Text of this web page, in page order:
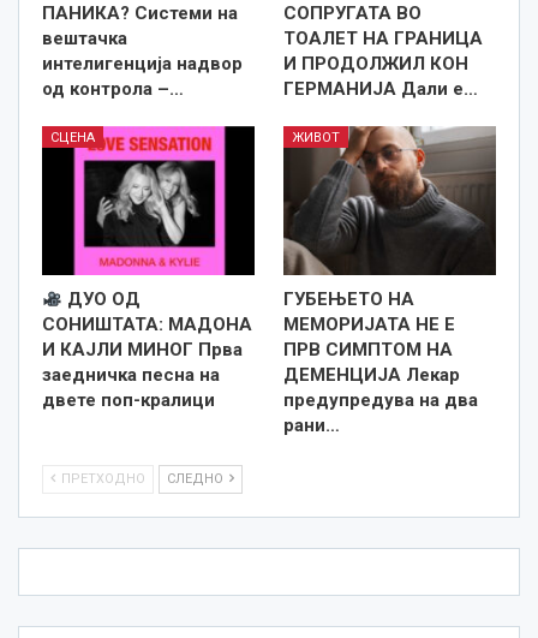
ПАНИКА? Системи на
вештачка
интелигенција надвор
од контрола –…
СОПРУГАТА ВО
ТОАЛЕТ НА ГРАНИЦА
И ПРОДОЛЖИЛ КОН
ГЕРМАНИЈА Дали е…
СЦЕНА
ДУО ОД
СОНИШТАТА: МАДОНА
И КАЈЛИ МИНОГ Прва
заедничка песна на
двете поп-кралици
ЖИВОТ
ГУБЕЊЕТО НА
МЕМОРИЈАТА НЕ Е
ПРВ СИМПТОМ НА
ДЕМЕНЦИЈА Лекар
предупредува на два
рани…
ПРЕТХОДНО СЛЕДНО